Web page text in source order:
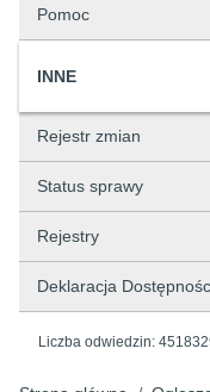
Pomoc
INNE
Rejestr zmian
Status sprawy
Rejestry
Deklaracja
Liczba odwiedzin: